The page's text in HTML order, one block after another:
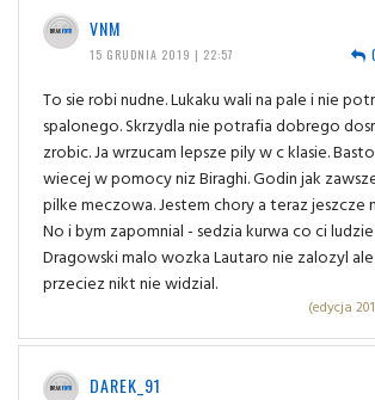
VNM
15 GRUDNIA 2019 | 22:57
To sie robi nudne. Lukaku wali na pale i nie
spalonego. Skrzydla nie potrafia dobrego
zrobic. Ja wrzucam lepsze pily w c klasie.
wiecej w pomocy niz Biraghi. Godin jak
pilke meczowa. Jestem chory a teraz jeszcze
No i bym zapomnial - sedzia kurwa co ci
Dragowski malo wozka Lautaro nie zalozyl
przeciez nikt nie widzial.
(edycja
DAREK_91